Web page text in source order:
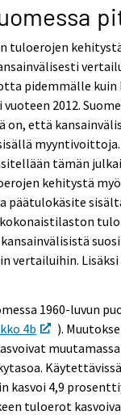
tuloerojen
pidemmälle kuin
2012.
että
tämän
kehitystä
päätulokäsite
vertailuihin.
1960-luvun
4b
).
muutamassa
4,9
tuloerot